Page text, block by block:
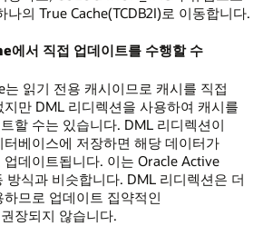
나의 True Cache(TCDB2I)로 이동합니다.
에서 직접 업데이트를 수행할 수
는 읽기 전용 캐시이므로 캐시를 직접
만 DML 리디렉션을 사용하여 캐시를
할 수는 있습니다. DML 리디렉션이
베이스에 저장하면 해당 데이터가
데이트됩니다. 이는 Oracle Active
방식과 비슷합니다. DML 리디렉션은 더
므로 업데이트 집약적인
장되지 않습니다.